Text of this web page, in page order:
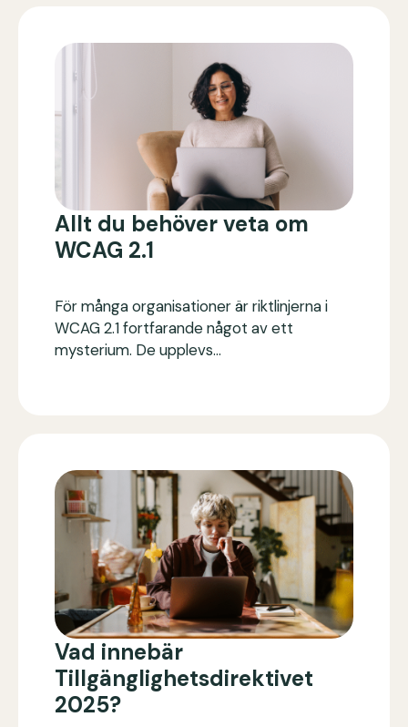
Allt du behöver veta om
WCAG 2.1
För många organisationer är riktlinjerna i
WCAG 2.1 fortfarande något av ett
mysterium. De upplevs…
Vad innebär
Tillgänglighetsdirektivet
2025?